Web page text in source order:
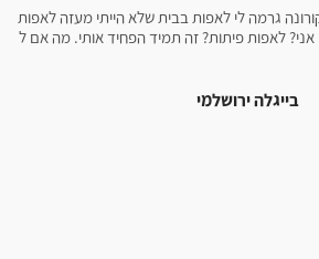
גרמה לי לאפות בבית שלא הייתי מעזה לאפות
אני? לאפות פיתות? זה תמיד הפחיד אותי. מה אם ל
בייגלה ירושלמי